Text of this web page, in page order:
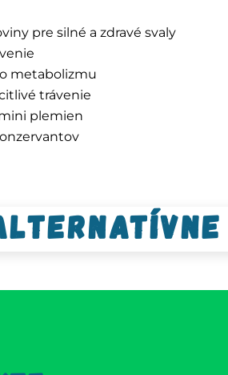
pre silné a zdravé svaly
metabolizmu
trávenie
plemien